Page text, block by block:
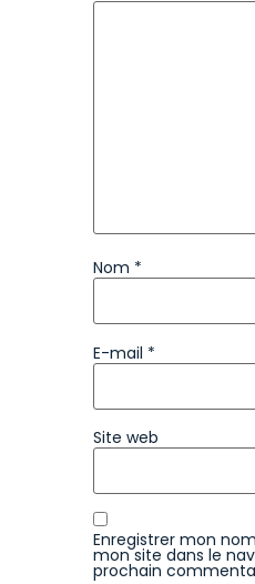
Nom *
E-mail *
Site web
Enregistrer mon
mon site dans le
prochain